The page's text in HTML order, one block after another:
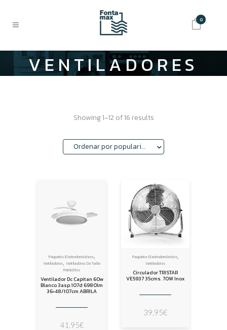
0
VENTILADORES
Showing 1–12 of 16 results
Ordenar por popularidad
Pequeños Electrodomésticos,
Ventiladores, Ventiladores De Techo
Retráctiles
Ventilador Dc Capitan 60w
Blanco 3asp.107d 6980lm
36×48/107cm ABRILA
41,95€
Pequeños Electrodomésticos,
Ventiladores
Circulador TRISTAR
VE5937 35cms. 70W Inox
39,95€